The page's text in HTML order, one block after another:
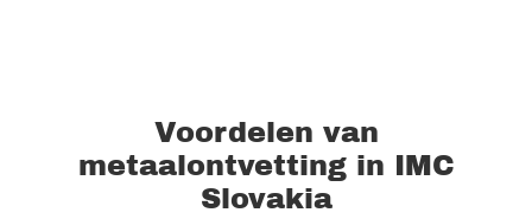
Voordelen van
metaalontvetting in IMC
Slovakia